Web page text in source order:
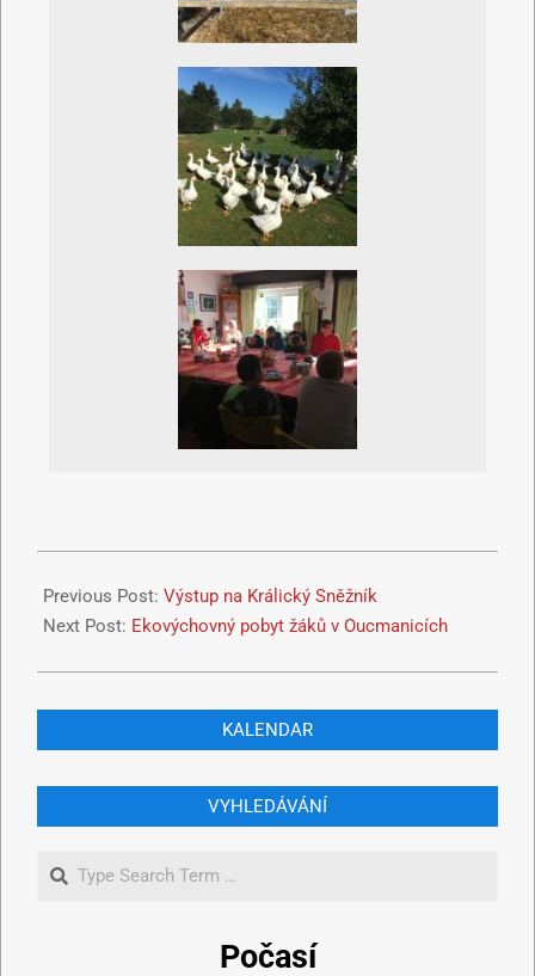
Previous Post: Výstup na Králický Sněžník
Next Post: Ekovýchovný pobyt žáků v Oucmanicích
KALENDAR
VYHLEDÁVÁNÍ
Počasí